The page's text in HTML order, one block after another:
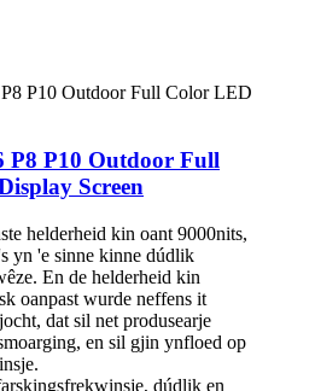
P8 P10 Outdoor Full
Screen
helderheid kin oant 9000nits,
yn 'e sinne kinne dúdlik
En de helderheid kin
oanpast wurde neffens it
dat sil net produsearje
en sil gjin ynfloed op
dúdlik en